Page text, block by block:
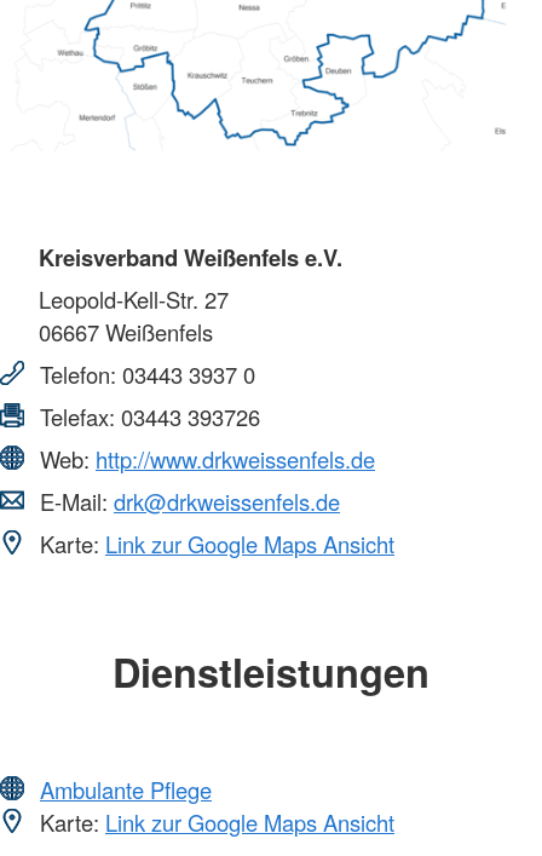
Kreisverband Weißenfels e.V.
Leopold-Kell-Str. 27
06667Weißenfels
Telefon: 03443 3937 0
Telefax: 03443 393726
Web: http://www.drkweissenfels.de
E-Mail: drk@drkweissenfels.de
Karte: Link zur Google Maps Ansicht
Dienstleistungen
Ambulante Pflege
Karte: Link zur Google Maps Ansicht